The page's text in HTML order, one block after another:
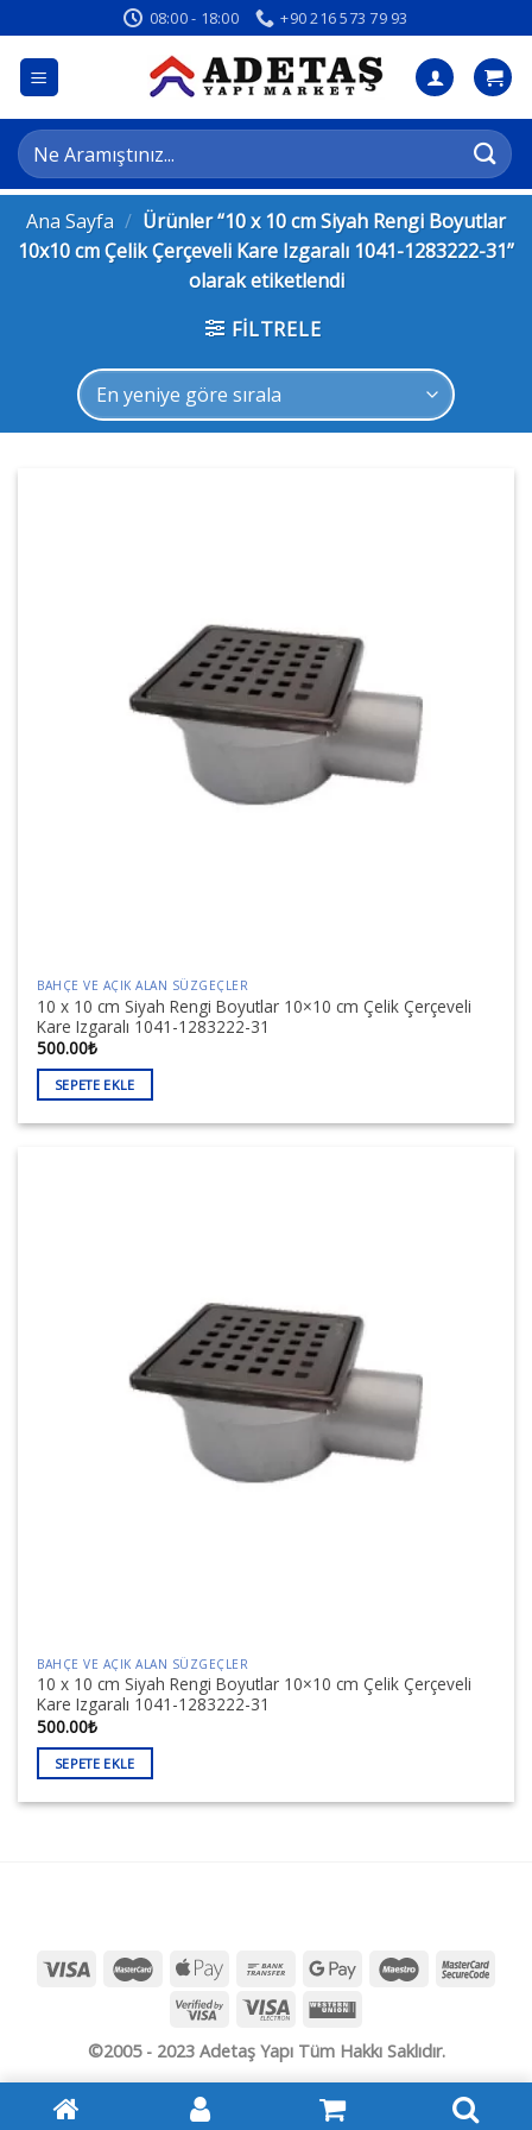
atla
08:00 - 18:00 +90 216 573 79 93
Ara:
Ana Sayfa / Ürünler “10 x 10 cm Siyah Rengi Boyutlar
10x10 cm Çelik Çerçeveli Kare Izgaralı 1041-1283222-31”
olarak etiketlendi
FILTRELE
BAHÇE VE AÇIK ALAN SÜZGEÇLER
10 x 10 cm Siyah Rengi Boyutlar 10×10 cm Çelik Çerçeveli
Kare Izgaralı 1041-1283222-31
500.00₺
SEPETE EKLE
BAHÇE VE AÇIK ALAN SÜZGEÇLER
10 x 10 cm Siyah Rengi Boyutlar 10×10 cm Çelik Çerçeveli
Kare Izgaralı 1041-1283222-31
500.00₺
SEPETE EKLE
©2005 - 2023 Adetaş Yapı Tüm Hakkı Saklıdır.